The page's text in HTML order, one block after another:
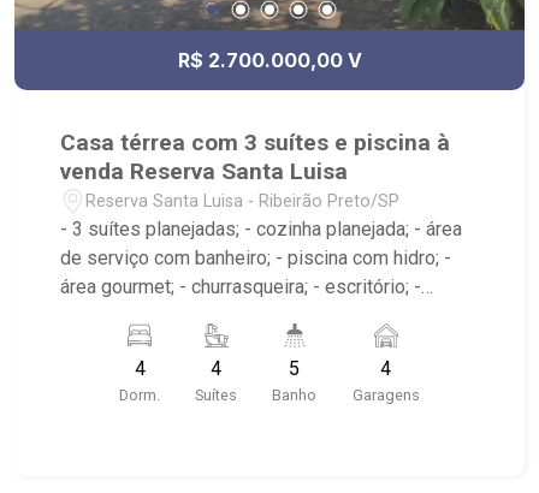
R$ 2.700.000,00 V
Casa térrea com 3 suítes e piscina à
venda Reserva Santa Luisa
Reserva Santa Luisa - Ribeirão Preto/SP
- 3 suítes planejadas; - cozinha planejada; - área
de serviço com banheiro; - piscina com hidro; -
área gourmet; - churrasqueira; - escritório; -
Colégio Pequeno Príncipe, Arena Beach Ribeirão,
Borelli Gelato; - condomínio com portaria 24
horas, academia, quadra poliesportiva, quadra de
4
Dorm.
4
Suítes
5
Banho
4
Garagens